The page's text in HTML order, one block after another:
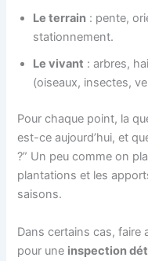
Le terrain : pente,
stationnement.
Le vivant : arbres,
(oiseaux, insectes,
Pour chaque point, la
est-ce aujourd’hui, et
?” Un peu comme on
plantations et les
saisons.
Dans certains cas, faire
pour une inspection